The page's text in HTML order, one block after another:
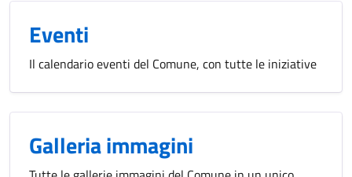
Eventi
Il calendario eventi del Comune, con tutte le iniziative
Galleria immagini